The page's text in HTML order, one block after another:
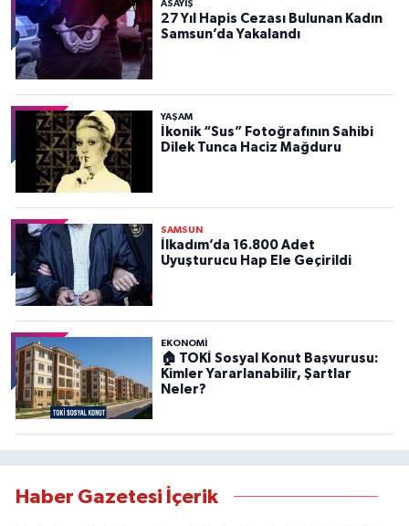
ASAYIŞ
27 Yıl Hapis Cezası Bulunan Kadın
Samsun’da Yakalandı
YAŞAM
İkonik “Sus” Fotoğrafının Sahibi
Dilek Tunca Haciz Mağduru
SAMSUN
İlkadım’da 16.800 Adet
Uyuşturucu Hap Ele Geçirildi
EKONOMİ
🏠 TOKİ Sosyal Konut Başvurusu:
Kimler Yararlanabilir, Şartlar
Neler?
Haber Gazetesi İçerik